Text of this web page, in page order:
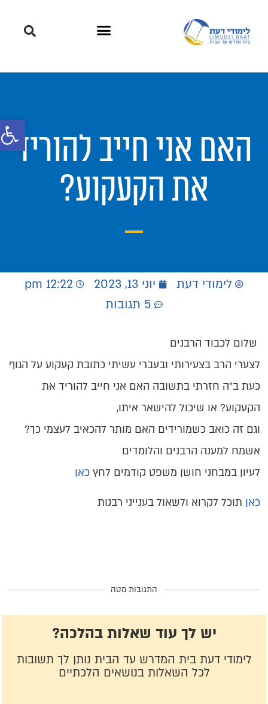
פתח
האם אני חייב להוריד
את הקעקוע?
לימודי דעת יוני 13, 2023
12:22 pm
5 תגובות
שלום לכבוד הרבנים
לצערי הרב בצעירותי ובעברי עשיתי כתובת קעקוע על הגוף
כעת ב"ה חזרתי בתשובה האם אני חייב להוריד את
הקעקוע? או שיכול להישאר איתו,
וגם זה כואב כשמורידים האם מותר להכאיב לעצמי כך?
אשמח למענה הרבנים והלומדים
לעיון במבחני חושן משפט קודמים לחץ כאן
כאן תוכל לקרוא ולשאול בענייני רבנות
התגובות מטה
יש לך עוד שאלות בהלכה?
לימודי דעת בית המדרש עד הבית נותן לך תשובות
לכל השאלות בנושאים הלכתיים